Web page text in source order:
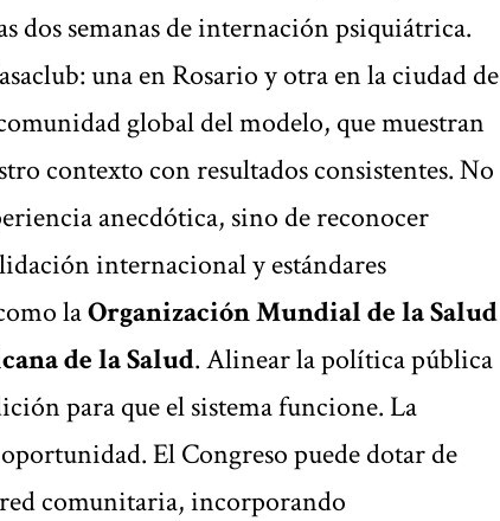
dos semanas de internación psiquiátrica.
una en Rosario y otra en la ciudad de
global del modelo, que muestran
contexto con resultados consistentes. No
anecdótica, sino de reconocer
internacional y estándares
laOrganización Mundial de la Salud
de la Salud. Alinear la política pública
para que el sistema funcione. La
El Congreso puede dotar de
comunitaria, incorporando